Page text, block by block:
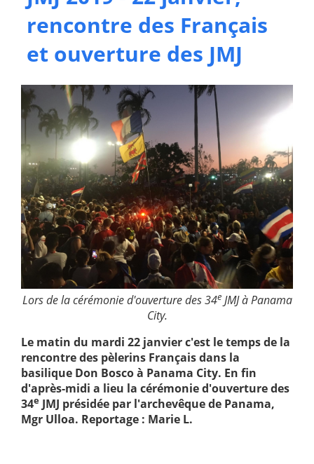
rencontre des Français
et ouverture des JMJ
Lors de la cérémonie d'ouverture des 34eJMJ à Panama
City.
Le matin du mardi 22 janvier c'est le temps de la
rencontre des pèlerins Français dans la
basilique Don Bosco à Panama City. En fin
d'après-midi a lieu la cérémonie d'ouverture des
34e JMJ présidée par l'archevêque de Panama,
Mgr Ulloa. Reportage : Marie L.